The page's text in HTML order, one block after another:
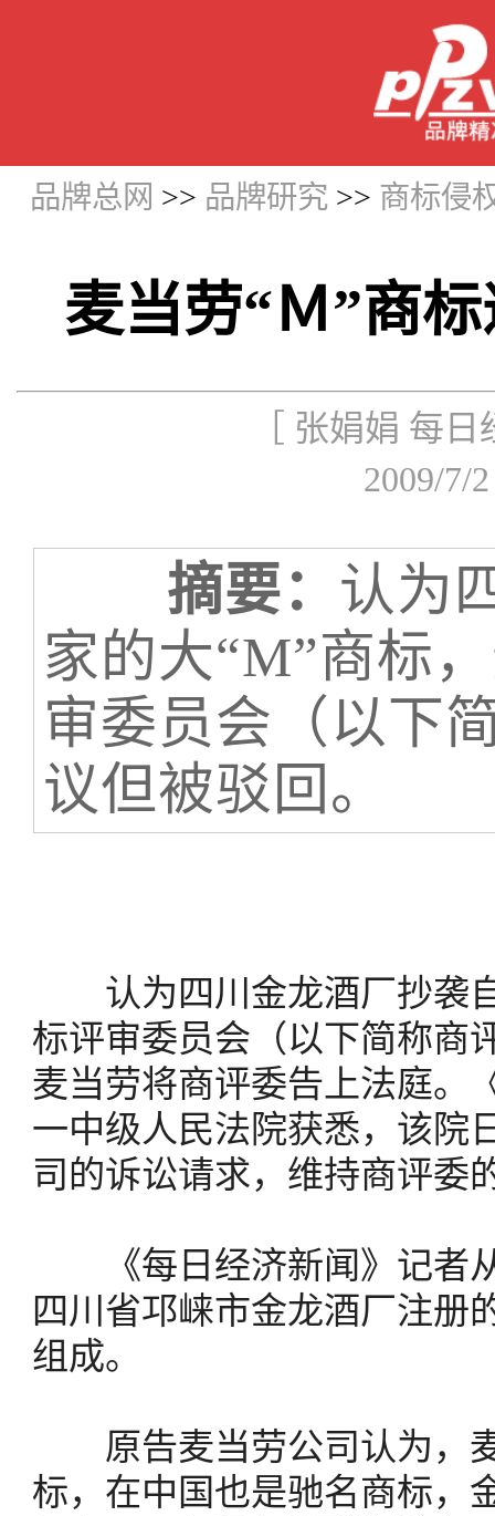
品牌总网 >> 品牌研究 >> 商标侵
麦当劳“Ｍ”商
［ 张娟娟 每
2009/
摘要： 认为
家的大“M”商标
审委员会（以下
议但被驳回。
认为四川金龙酒厂抄袭自
标评审委员会（以下简称商
麦当劳将商评委告上法庭。
一中级人民法院获悉，该院
司的诉讼请求，维持商评委
《每日经济新闻》记者从
四川省邛崃市金龙酒厂注册
组成。
原告麦当劳公司认为，
标，在中国也是驰名商标，